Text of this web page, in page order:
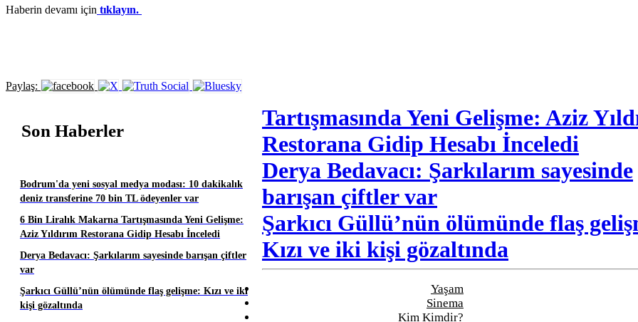
Haberin devamı için tıklayın.
Paylaş:
Son Haberler
Bodrum'da yeni sosyal medya modası: 10 dakikalık
deniz transferine 70 bin TL ödeyenler var
6 Bin Liralık Makarna Tartışmasında Yeni Gelişme:
Aziz Yıldırım Restorana Gidip Hesabı İnceledi
Derya Bedavacı: Şarkılarım sayesinde barışan çiftler
var
Şarkıcı Güllü’nün ölümünde flaş gelişme: Kızı ve iki
kişi gözaltında
Tartışmasında Yeni Gelişme: Aziz
Restorana Gidip Hesabı İnceledi
Derya Bedavacı: Şarkılarım sayesinde
barışan çiftler var
Şarkıcı Güllü’nün ölümünde flaş
Kızı ve iki kişi gözaltında
Yaşam
Sinema
Kim Kimdir?